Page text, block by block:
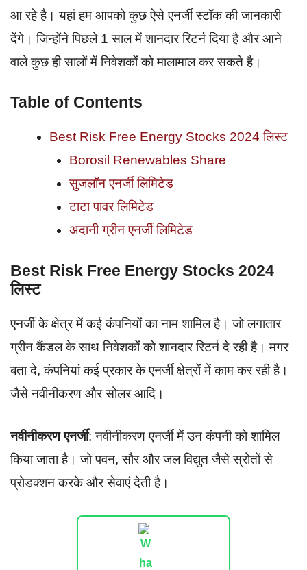
आ रहे है। यहां हम आपको कुछ ऐसे एनर्जी स्टॉक की जानकारी
देंगे। जिन्होंने पिछले 1 साल में शानदार रिटर्न दिया है और आने
वाले कुछ ही सालों में निवेशकों को मालामाल कर सकते है।
Table of Contents
Best Risk Free Energy Stocks 2024 लिस्ट
Borosil Renewables Share
सुजलॉन एनर्जी लिमिटेड
टाटा पावर लिमिटेड
अदानी ग्रीन एनर्जी लिमिटेड
Best Risk Free Energy Stocks 2024
लिस्ट
एनर्जी के क्षेत्र में कई कंपनियों का नाम शामिल है। जो लगातार
ग्रीन कैंडल के साथ निवेशकों को शानदार रिटर्न दे रही है। मगर
बता दे, कंपनियां कई प्रकार के एनर्जी क्षेत्रों में काम कर रही है।
जैसे नवीनीकरण और सोलर आदि।
नवीनीकरण एनर्जी: नवीनीकरण एनर्जी में उन कंपनी को शामिल
किया जाता है। जो पवन, सौर और जल विद्युत जैसे स्रोतों से
प्रोडक्शन करके और सेवाएं देती है।